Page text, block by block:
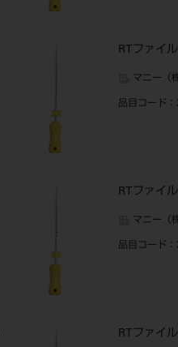
RTファ
マニー（
品目コード
RTファ
マニー（
品目コード
RTファ